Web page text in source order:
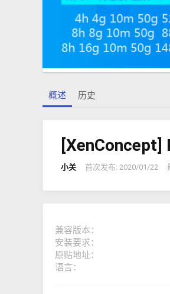
概述 历史
小关 首次发布: 2020/01/22
兼容版本
安装要求
原贴地址
语言